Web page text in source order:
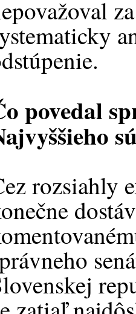
povedal
rozsiahly